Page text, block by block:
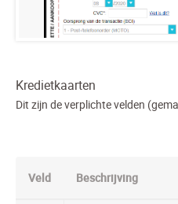
Kredietkaarten
Dit zijn de verplichte velden
Veld Beschrijving